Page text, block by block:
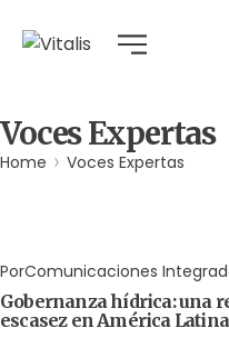
Voces Expertas
Home Voces Expertas
PorComunicaciones
Gobernanza hídrica: una
escasez en América Latina